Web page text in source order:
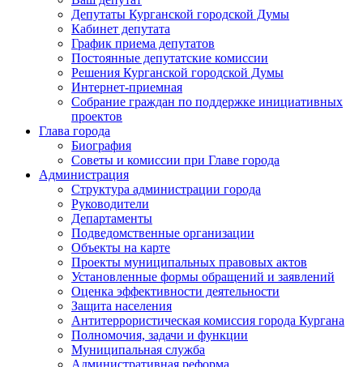
Депутаты Курганской городской Думы
Кабинет депутата
График приема депутатов
Постоянные депутатские комиссии
Решения Курганской городской Думы
Интернет-приемная
Собрание граждан по поддержке инициативных
проектов
Глава города
Биография
Советы и комиссии при Главе города
Администрация
Структура администрации города
Руководители
Департаменты
Подведомственные организации
Объекты на карте
Проекты муниципальных правовых актов
Установленные формы обращений и заявлений
Оценка эффективности деятельности
Защита населения
Антитеррористическая комиссия города Кургана
Полномочия, задачи и функции
Муниципальная служба
Административная реформа